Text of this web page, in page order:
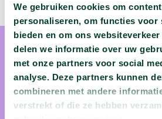
We gebruiken cookies om
personaliseren, om functies voor
bieden en om ons
delen we informatie over uw
met onze partners voor social
analyse. Deze partners kunnen
combineren met andere
verstrekt of die ze hebben
prof. dr.